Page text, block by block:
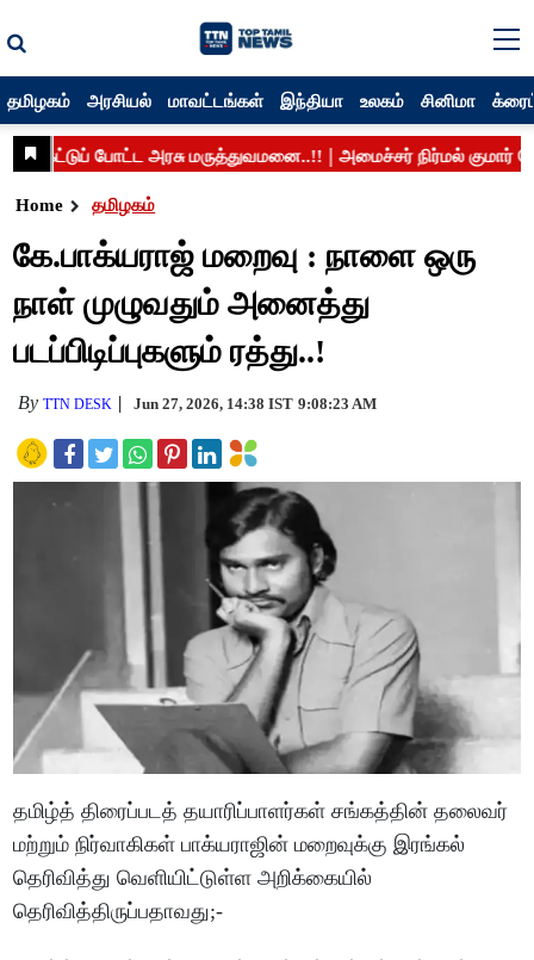
தமிழகம் அரசியல் மாவட்டங்கள் இந்தியா உலகம் சினிமா
Home தமிழகம்
கே.பாக்யராஜ் மறைவு : நாளை ஒரு
நாள் முழுவதும் அனைத்து
படப்பிடிப்புகளும் ரத்து..!
ByTTN DESK Jun 27, 2026, 14:38 IST 9:08:23 AM
தமிழ்த் திரைப்படத் தயாரிப்பாளர்கள் சங்கத்தின் தலைவர்
மற்றும் நிர்வாகிகள் பாக்யராஜின் மறைவுக்கு இரங்கல்
தெரிவித்து வெளியிட்டுள்ள அறிக்கையில்
தெரிவித்திருப்பதாவது;-